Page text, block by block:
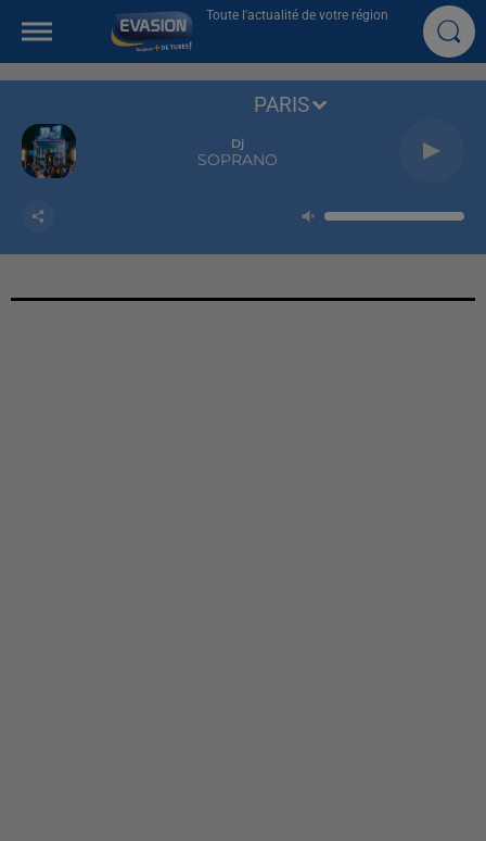
Toute l'actualité de votre région
Dj
SOPRANO
PARIS